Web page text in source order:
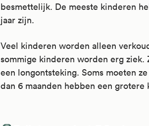
besmettelijk. De meeste kinderen
jaar zijn.
Veel kinderen worden alleen
sommige kinderen worden erg
een longontsteking. Soms moeten
dan 6 maanden hebben een grotere